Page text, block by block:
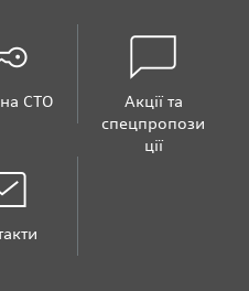
СТО
Акції та
спецпропози
ції